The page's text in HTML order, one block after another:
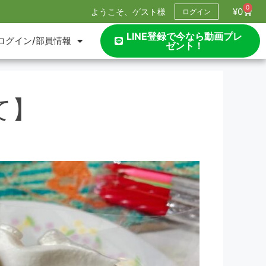
ようこそ、ゲスト様 ログイン ¥0 0
グイン/部員情報
LINE登録で今なら動画プレ
ゼント！